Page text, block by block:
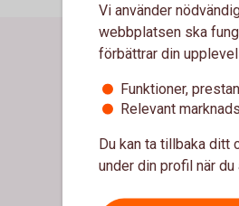
Vi använder
webbplatsen ska
förbättrar din
Funktioner,
Relevant
Du kan ta tillbaka ditt
under din profil när du